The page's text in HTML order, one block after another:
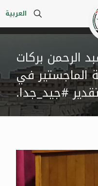
العربية
الرحمن بركات
الماجستير في
#جيد_جدا.